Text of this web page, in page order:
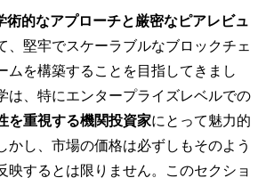
術的なアプローチと厳密なピアレビュ
、堅牢でスケーラブルなブロックチェ
ムを構築することを目指してきまし
は、特にエンタープライズレベルでの
を重視する機関投資家にとって魅力的
かし、市場の価格は必ずしもそのよう
映するとは限りません。このセクショ